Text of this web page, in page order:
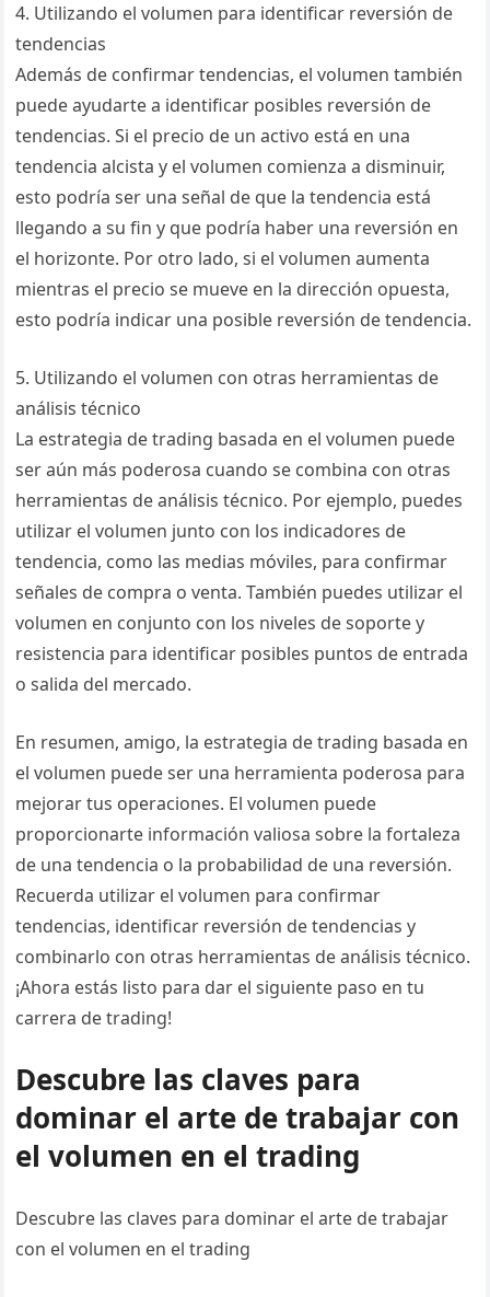
4. Utilizando el volumen para identificar reversión de
tendencias
Además de confirmar tendencias, el volumen también
puede ayudarte a identificar posibles reversión de
tendencias. Si el precio de un activo está en una
tendencia alcista y el volumen comienza a disminuir,
esto podría ser una señal de que la tendencia está
llegando a su fin y que podría haber una reversión en
el horizonte. Por otro lado, si el volumen aumenta
mientras el precio se mueve en la dirección opuesta,
esto podría indicar una posible reversión de tendencia.
5. Utilizando el volumen con otras herramientas de
análisis técnico
La estrategia de trading basada en el volumen puede
ser aún más poderosa cuando se combina con otras
herramientas de análisis técnico. Por ejemplo, puedes
utilizar el volumen junto con los indicadores de
tendencia, como las medias móviles, para confirmar
señales de compra o venta. También puedes utilizar el
volumen en conjunto con los niveles de soporte y
resistencia para identificar posibles puntos de entrada
o salida del mercado.
En resumen, amigo, la estrategia de trading basada en
el volumen puede ser una herramienta poderosa para
mejorar tus operaciones. El volumen puede
proporcionarte información valiosa sobre la fortaleza
de una tendencia o la probabilidad de una reversión.
Recuerda utilizar el volumen para confirmar
tendencias, identificar reversión de tendencias y
combinarlo con otras herramientas de análisis técnico.
¡Ahora estás listo para dar el siguiente paso en tu
carrera de trading!
Descubre las claves para
dominar el arte de trabajar con
el volumen en el trading
Descubre las claves para dominar el arte de trabajar
con el volumen en el trading